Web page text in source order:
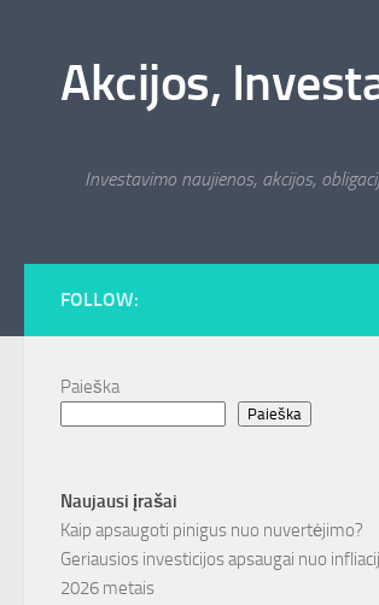
Akcijos,
Investavimo naujienos, akcijos,
FOLLOW:
Paieška
Paieška
Naujausi įrašai
Kaip apsaugoti pinigus nuo nuvertėjimo?
Geriausios investicijos apsaugai nuo
2026 metais